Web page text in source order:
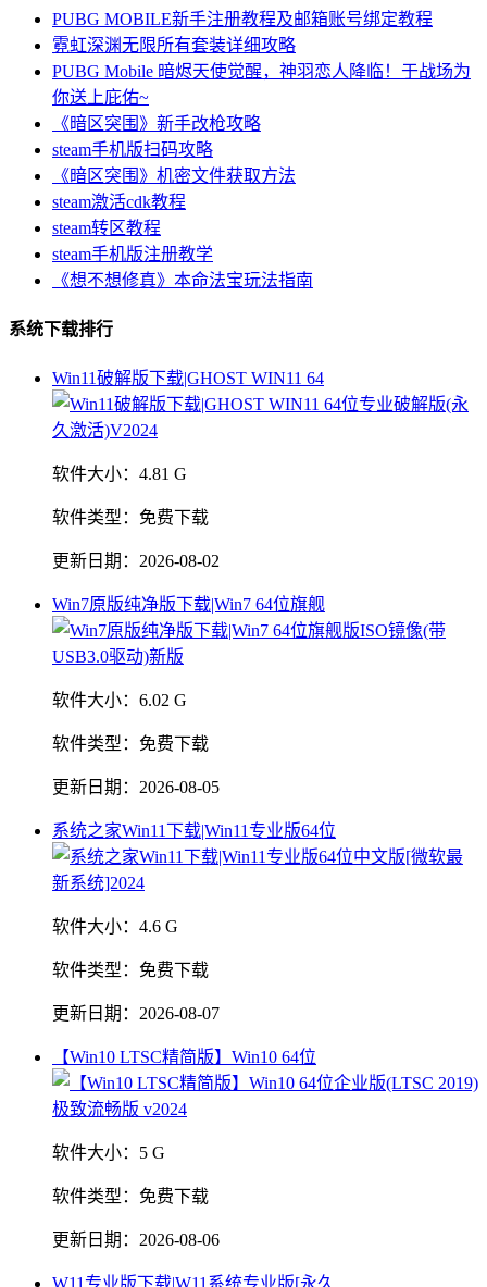
PUBG MOBILE新手注册教程及邮箱账号绑定教程
霓虹深渊无限所有套装详细攻略
PUBG Mobile 暗烬天使觉醒，神羽恋人降临！于战场为
你送上庇佑~
《暗区突围》新手改枪攻略
steam手机版扫码攻略
《暗区突围》机密文件获取方法
steam激活cdk教程
steam转区教程
steam手机版注册教学
《想不想修真》本命法宝玩法指南
系统下载排行
Win11破解版下载|GHOST WIN11 64
软件大小： 4.81 G
软件类型： 免费下载
更新日期： 2026-08-02
Win7原版纯净版下载|Win7 64位旗舰
软件大小： 6.02 G
软件类型： 免费下载
更新日期： 2026-08-05
系统之家Win11下载|Win11专业版64位
软件大小： 4.6 G
软件类型： 免费下载
更新日期： 2026-08-07
【Win10 LTSC精简版】Win10 64位
软件大小： 5 G
软件类型： 免费下载
更新日期： 2026-08-06